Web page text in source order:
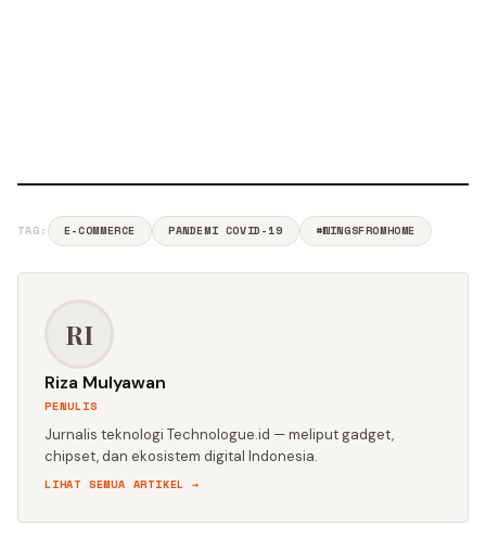
TAG: E-COMMERCE PANDEMI COVID-19 #WINGSFROMHOME
RI
Riza Mulyawan
PENULIS
Jurnalis teknologi Technologue.id — meliput gadget,
chipset, dan ekosistem digital Indonesia.
LIHAT SEMUA ARTIKEL →